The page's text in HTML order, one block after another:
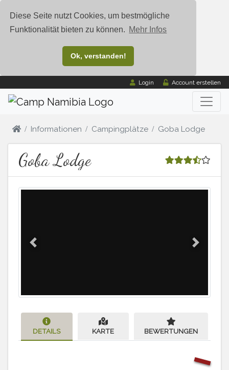
Diese Seite nutzt Cookies, um bestmögliche
Funktionalität bieten zu können. Mehr Infos
Ok, verstanden!
Login Account erstellen
Informationen Campingplätze Goba Lodge
Goba Lodge
Previous Next
DETAILS KARTE BEWERTUNGEN